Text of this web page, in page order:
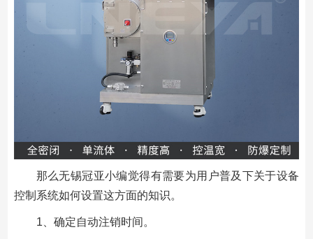
那么无锡冠亚小编觉得有需要为用户普及下关于设备
控制系统如何设置这方面的知识。
1、确定自动注销时间。